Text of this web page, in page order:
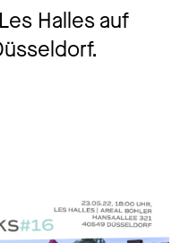
Halles auf